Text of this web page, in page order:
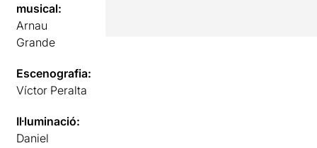
musical:
Arnau
Grande
Escenografia:
Víctor Peralta
Il·luminació:
Daniel